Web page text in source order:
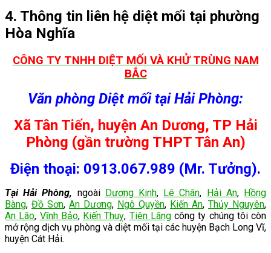
4. Thông tin liên hệ diệt mối tại phường
Hòa Nghĩa
CÔNG TY TNHH DIỆT MỐI VÀ KHỬ TRÙNG NAM
BẮC
Văn phòng Diệt mối tại Hải Phòng:
Xã Tân Tiến, huyện An Dương, TP Hải
Phòng (gần trường THPT Tân An)
Điện thoại: 0913.067.989 (Mr. Tưởng).
Tại Hải Phòng, ngoài Dương Kinh, Lê Chân, Hải An, Hồng
Bàng, Đồ Sơn, An Dương, Ngô Quyền, Kiến An, Thủy Nguyên,
An Lão, Vĩnh Bảo, Kiến Thuỵ, Tiên Lãngcông ty chúng tôi còn
mở rộng dịch vụ phòng và diệt mối tạicác huyện Bạch Long Vĩ,
huyện Cát Hải.